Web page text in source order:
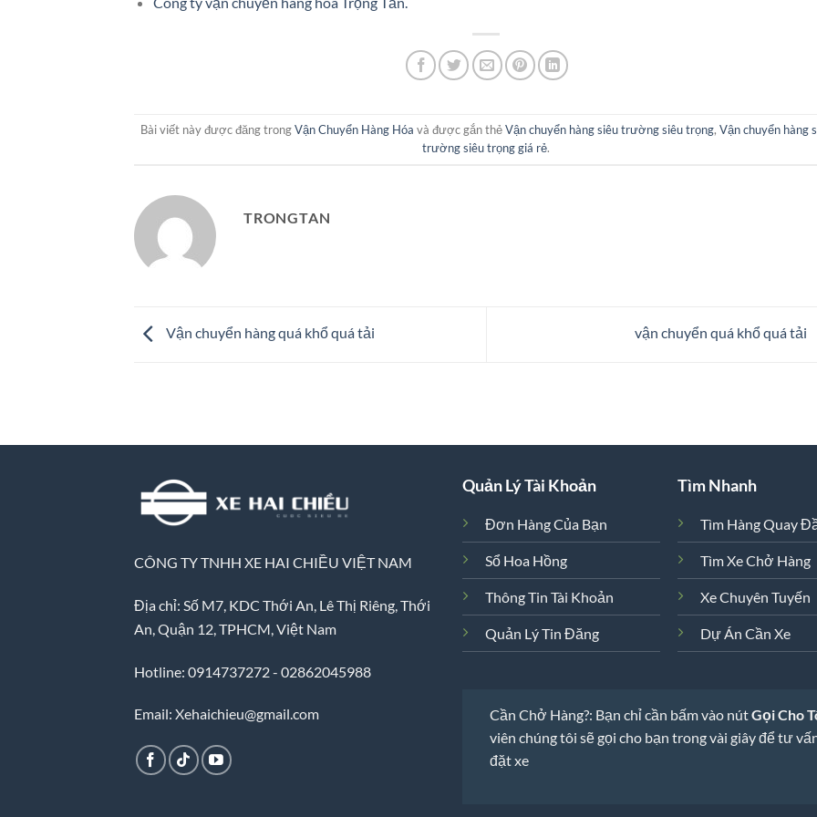
Bài viết này được đăng trongVận Chuyển Hàng Hóa và được gắn thẻVận chuyển hàng siêu trường siêu trọng, Vận chuyển hàng
trường siêu trọng giá rẻ.
TRONGTAN
Vận chuyển hàng quá khổ quá tải vận chuyển quá khổ quá tải
CÔNG TY TNHH XE HAI CHIỀU VIỆT NAM
Địa chỉ: Số M7, KDC Thới An, Lê Thị Riêng, Thới
An, Quận 12, TPHCM, Việt Nam
Hotline: 0914737272 - 02862045988
Email: Xehaichieu@gmail.com
Quản Lý Tài Khoản
Đơn Hàng Của Bạn
Sổ Hoa Hồng
Thông Tin Tài Khoản
Quản Lý Tin Đăng
Tìm Nhanh
Tìm Hàng Quay
Tìm Xe Chở Hàng
Xe Chuyên Tuyến
Dự Án Cần Xe
Cần Chở Hàng?: Bạn chỉ cần bấm vào nútGọi Cho
viên chúng tôi sẽ gọi cho bạn trong vài giây để tư
đặt xe